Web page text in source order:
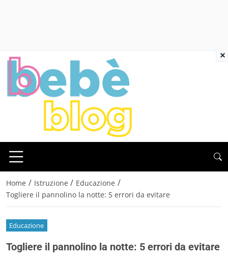
Home / Istruzione / Educazione /
Togliere il pannolino la notte: 5 errori da evitare
Educazione
Togliere il pannolino la notte: 5 errori da evitare
×